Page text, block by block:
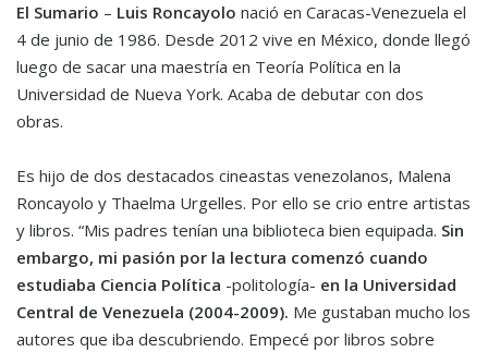
El Sumario – Luis Roncayolo nació en Caracas-Venezuela el
4 de junio de 1986. Desde 2012 vive en México, donde llegó
luego de sacar una maestría en Teoría Política en la
Universidad de Nueva York. Acaba de debutar con dos
obras.
Es hijo de dos destacados cineastas venezolanos, Malena
Roncayolo y Thaelma Urgelles. Por ello se crio entre artistas
y libros. “Mis padres tenían una biblioteca bien equipada. Sin
embargo, mi pasión por la lectura comenzó cuando
estudiaba Ciencia Política -politología- en la Universidad
Central de Venezuela (2004-2009). Me gustaban mucho los
autores que iba descubriendo. Empecé por libros sobre